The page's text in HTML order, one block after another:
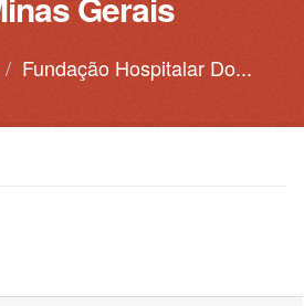
Fundação Hospitalar Do...